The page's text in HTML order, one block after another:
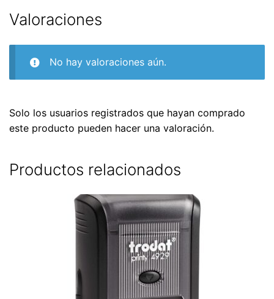
Valoraciones
No hay valoraciones aún.
Solo los usuarios registrados que hayan comprado
este producto pueden hacer una valoración.
Productos relacionados